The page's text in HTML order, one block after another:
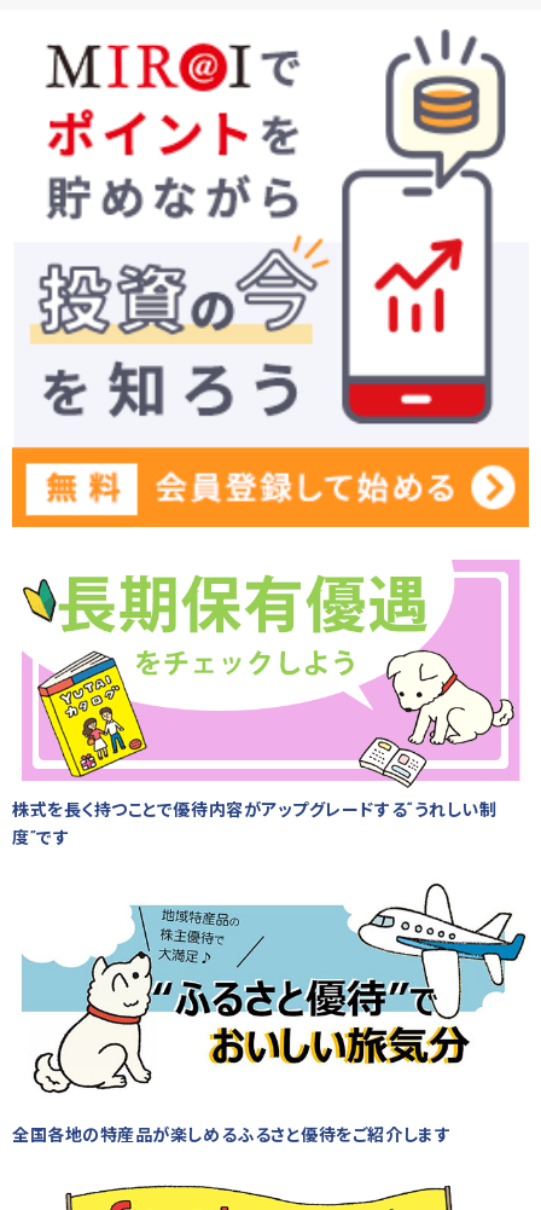
株式を長く持つことで優待内容がアップグレードする“うれしい制
度”です
全国各地の特産品が楽しめるふるさと優待をご紹介します